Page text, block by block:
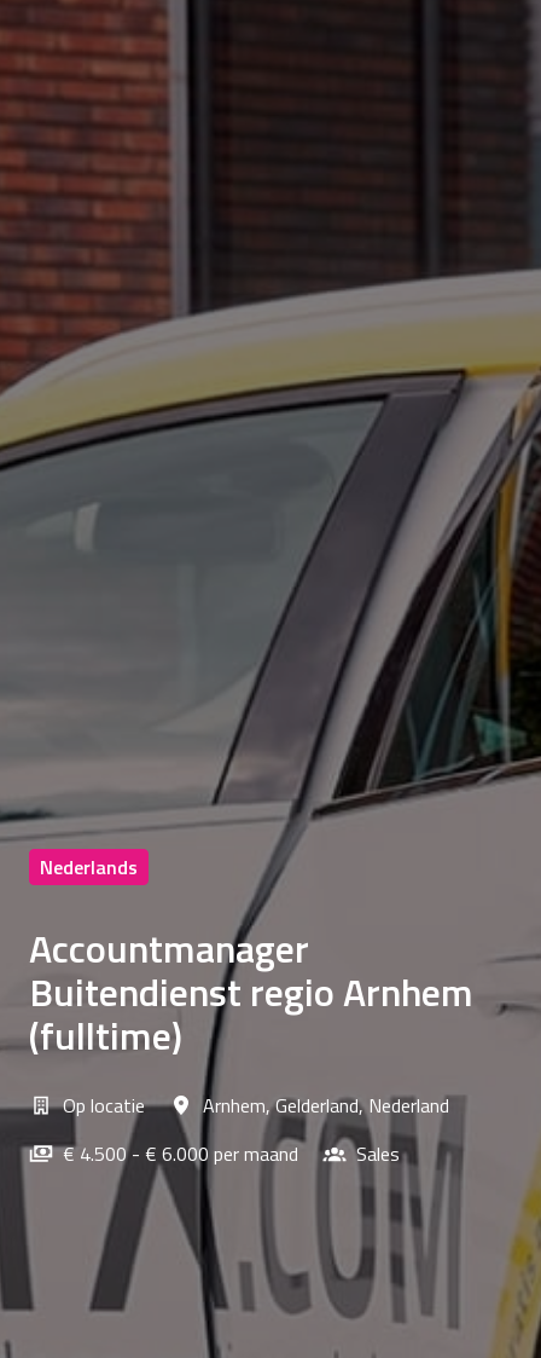
Nederlands
Accountmanager
Buitendienst regio Arnhem
(fulltime)
Op locatie Arnhem, Gelderland, Nederland
€ 4.500 - € 6.000 per maand
Sales